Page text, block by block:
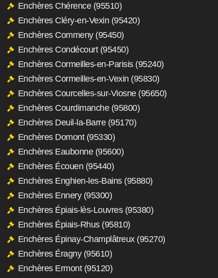
Enchères Chérence (95510)
Enchères Cléry-en-Vexin (95420)
Enchères Commeny (95450)
Enchères Condécourt (95450)
Enchères Cormeilles-en-Parisis (95240)
Enchères Cormeilles-en-Vexin (95830)
Enchères Courcelles-sur-Viosne (95650)
Enchères Courdimanche (95800)
Enchères Deuil-la-Barre (95170)
Enchères Domont (95330)
Enchères Eaubonne (95600)
Enchères Écouen (95440)
Enchères Enghien-les-Bains (95880)
Enchères Ennery (95300)
Enchères Épiais-lès-Louvres (95380)
Enchères Épiais-Rhus (95810)
Enchères Épinay-Champlâtreux (95270)
Enchères Éragny (95610)
Enchères Ermont (95120)